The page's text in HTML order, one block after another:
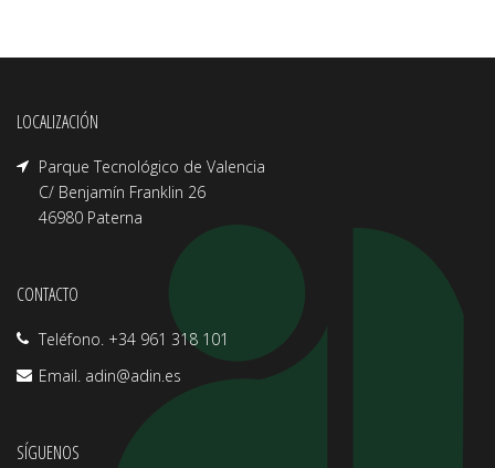
LOCALIZACIÓN
Parque Tecnológico de Valencia
C/ Benjamín Franklin 26
46980 Paterna
CONTACTO
Teléfono. +34 961 318 101
Email. adin@adin.es
SÍGUENOS